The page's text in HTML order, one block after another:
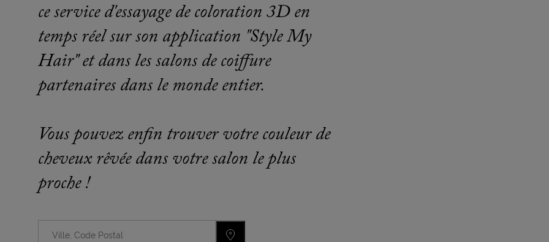
ce service d'essayage de coloration 3D en
temps réel sur son application "Style My
Hair" et dans les salons de coiffure
partenaires dans le monde entier.
Vous pouvez enfin trouver votre couleur de
cheveux rêvée dans votre salon le plus
proche !